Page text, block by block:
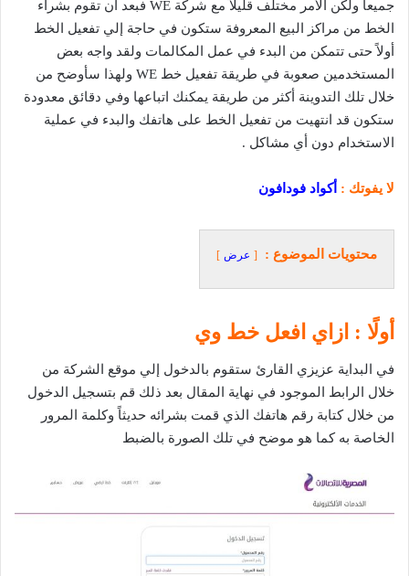
جميعاً ولكن الأمر مختلف قليلاً مع شركة WE فبعد أن تقوم بشراء
الخط من مراكز البيع المعروفة ستكون في حاجة إلي تفعيل الخط
أولاً حتى تتمكن من البدء في عمل المكالمات ولقد واجه بعض
المستخدمين صعوبة في طريقة تفعيل خط WE ولهذا سأوضح من
خلال تلك التدوينة أكثر من طريقة يمكنك اتباعها وفي دقائق معدودة
ستكون قد انتهيت من تفعيل الخط على هاتفك والبدء في عملية
الاستخدام دون أي مشاكل .
لا يفوتك : أكواد فودافون
محتويات الموضوع : عرض
أولًا : ازاي افعل خط وي
في البداية عزيزي القارئ ستقوم بالدخول إلي موقع الشركة من
خلال الرابط الموجود في نهاية المقال بعد ذلك قم بتسجيل الدخول
من خلال كتابة رقم هاتفك الذي قمت بشرائه حديثاً وكلمة المرور
الخاصة به كما هو موضح في تلك الصورة بالضبط